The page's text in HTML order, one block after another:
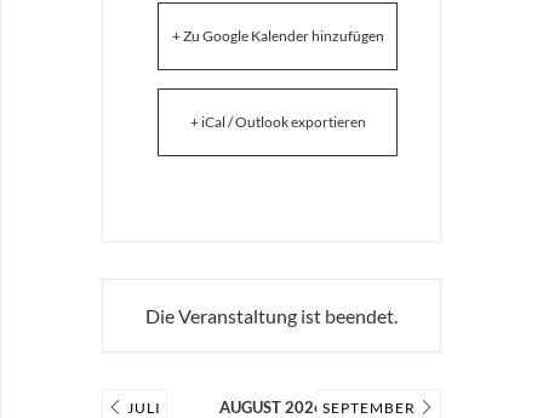
+ Zu Google Kalender hinzufügen
+ iCal / Outlook exportieren
Die Veranstaltung ist beendet.
JULI AUGUST 2026SEPTEMBER